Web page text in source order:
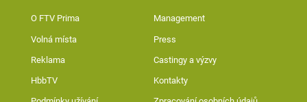
O FTV Prima Management
Volná místa Press
Reklama Castingy a výzvy
HbbTV Kontakty